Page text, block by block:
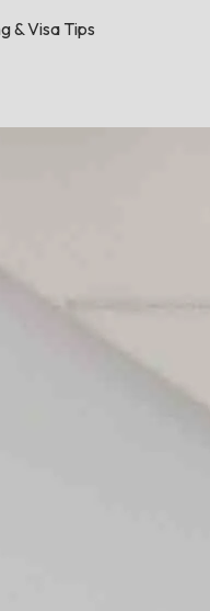
& Visa Tips